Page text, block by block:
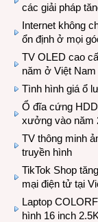
các giải pháp
Internet không
ổn định ở mọi
TV OLED cao
năm ở Việt Nam
Tình hình giá ổ
Ổ đĩa cứng
xưởng vào năm
TV thông minh
truyền hình
TikTok Shop
mại điện tử tại
Laptop
hình 16 inch 2.5K